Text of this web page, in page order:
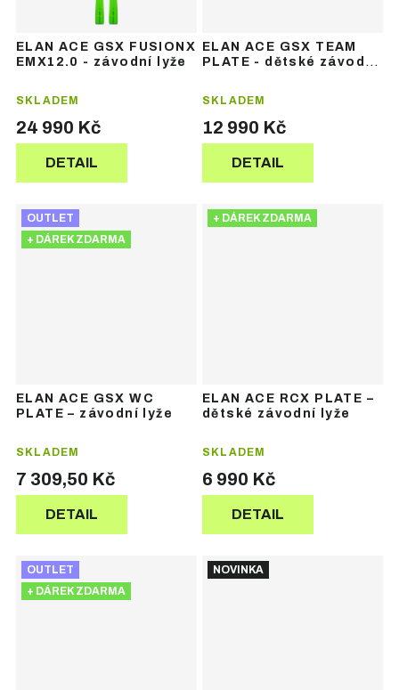
ELAN ACE GSX FUSIONX
EMX12.0 - závodní lyže
SKLADEM
24 990 Kč
DETAIL
ELAN ACE GSX TEAM
PLATE - dětské závodní
SKLADEM
12 990 Kč
DETAIL
OUTLET
+ DÁREK ZDARMA
ELAN ACE GSX WC
PLATE – závodní lyže
SKLADEM
7 309,50 Kč
DETAIL
+ DÁREK ZDARMA
ELAN ACE RCX PLATE –
dětské závodní lyže
SKLADEM
6 990 Kč
DETAIL
OUTLET
+ DÁREK ZDARMA
NOVINKA